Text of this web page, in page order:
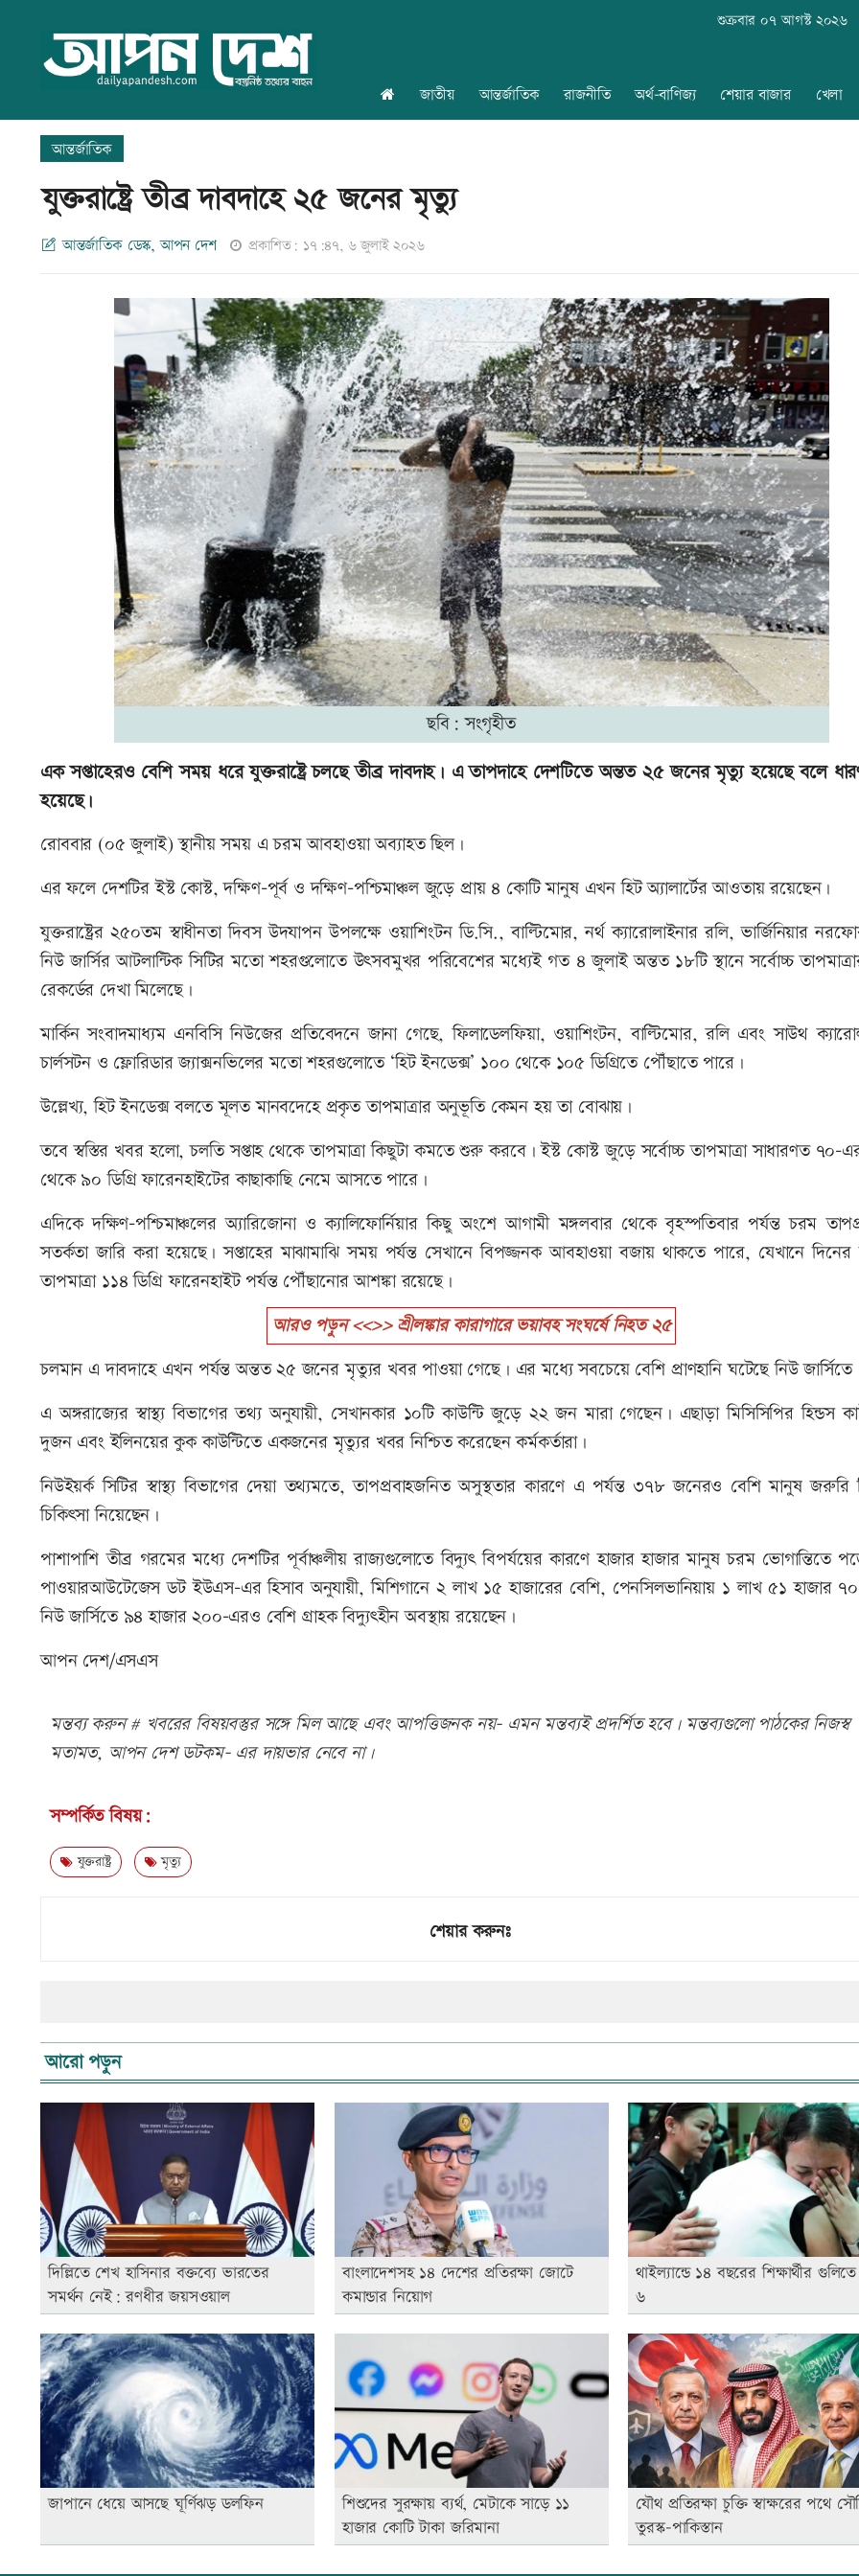
শুক্রবার ০৭ আগস্ট ২০২৬
জাতীয় আন্তর্জাতিক রাজনীতি অর্থ-বাণিজ্য শেয়ার বাজার খেলা
আন্তর্জাতিক
যুক্তরাষ্ট্রে তীব্র দাবদাহে ২৫ জনের মৃত্যু
আন্তর্জাতিক ডেস্ক, আপন দেশ প্রকাশিত: ১৭:৪৭, ৬ জুলাই ২০২৬
ছবি: সংগৃহীত
এক সপ্তাহেরও বেশি সময় ধরে যুক্তরাষ্ট্রে চলছে তীব্র দাবদাহ। এ তাপদাহে দেশটিতে অন্তত ২৫ জনের মৃত্যু হয়েছে বলে
হয়েছে।
রোববার (০৫ জুলাই) স্থানীয় সময় এ চরম আবহাওয়া অব্যাহত ছিল।
এর ফলে দেশটির ইস্ট কোস্ট, দক্ষিণ-পূর্ব ও দক্ষিণ-পশ্চিমাঞ্চল জুড়ে প্রায় ৪ কোটি মানুষ এখন হিট অ্যালার্টের আওতায় রয়েছেন।
যুক্তরাষ্ট্রের ২৫০তম স্বাধীনতা দিবস উদযাপন উপলক্ষে ওয়াশিংটন ডি.সি., বাল্টিমোর, নর্থ ক্যারোলাইনার রলি, ভার্জিনিয়ার
নিউ জার্সির আটলান্টিক সিটির মতো শহরগুলোতে উৎসবমুখর পরিবেশের মধ্যেই গত ৪ জুলাই অন্তত ১৮টি স্থানে সর্বোচ্চ
রেকর্ডের দেখা মিলেছে।
মার্কিন সংবাদমাধ্যম এনবিসি নিউজের প্রতিবেদনে জানা গেছে, ফিলাডেলফিয়া, ওয়াশিংটন, বাল্টিমোর, রলি এবং সাউথ
চার্লসটন ও ফ্লোরিডার জ্যাক্সনভিলের মতো শহরগুলোতে ‘হিট ইনডেক্স’ ১০০ থেকে ১০৫ ডিগ্রিতে পৌঁছাতে পারে।
উল্লেখ্য, হিট ইনডেক্স বলতে মূলত মানবদেহে প্রকৃত তাপমাত্রার অনুভূতি কেমন হয় তা বোঝায়।
তবে স্বস্তির খবর হলো, চলতি সপ্তাহ থেকে তাপমাত্রা কিছুটা কমতে শুরু করবে। ইস্ট কোস্ট জুড়ে সর্বোচ্চ তাপমাত্রা সাধারণত ৭০-
থেকে ৯০ ডিগ্রি ফারেনহাইটের কাছাকাছি নেমে আসতে পারে।
এদিকে দক্ষিণ-পশ্চিমাঞ্চলের অ্যারিজোনা ও ক্যালিফোর্নিয়ার কিছু অংশে আগামী মঙ্গলবার থেকে বৃহস্পতিবার পর্যন্ত চরম
সতর্কতা জারি করা হয়েছে। সপ্তাহের মাঝামাঝি সময় পর্যন্ত সেখানে বিপজ্জনক আবহাওয়া বজায় থাকতে পারে, যেখানে দিনের
তাপমাত্রা ১১৪ ডিগ্রি ফারেনহাইট পর্যন্ত পৌঁছানোর আশঙ্কা রয়েছে।
আরও পড়ুন <<>> শ্রীলঙ্কার কারাগারে ভয়াবহ সংঘর্ষে নিহত ২৫
চলমান এ দাবদাহে এখন পর্যন্ত অন্তত ২৫ জনের মৃত্যুর খবর পাওয়া গেছে। এর মধ্যে সবচেয়ে বেশি প্রাণহানি ঘটেছে নিউ
এ অঙ্গরাজ্যের স্বাস্থ্য বিভাগের তথ্য অনুযায়ী, সেখানকার ১০টি কাউন্টি জুড়ে ২২ জন মারা গেছেন। এছাড়া মিসিসিপির হিন্ডস
দুজন এবং ইলিনয়ের কুক কাউন্টিতে একজনের মৃত্যুর খবর নিশ্চিত করেছেন কর্মকর্তারা।
নিউইয়র্ক সিটির স্বাস্থ্য বিভাগের দেয়া তথ্যমতে, তাপপ্রবাহজনিত অসুস্থতার কারণে এ পর্যন্ত ৩৭৮ জনেরও বেশি মানুষ জরুরি
চিকিৎসা নিয়েছেন।
পাশাপাশি তীব্র গরমের মধ্যে দেশটির পূর্বাঞ্চলীয় রাজ্যগুলোতে বিদ্যুৎ বিপর্যয়ের কারণে হাজার হাজার মানুষ চরম ভোগান্তিতে
পাওয়ারআউটেজেস ডট ইউএস-এর হিসাব অনুযায়ী, মিশিগানে ২ লাখ ১৫ হাজারের বেশি, পেনসিলভানিয়ায় ১ লাখ ৫১ হাজার
নিউ জার্সিতে ৯৪ হাজার ২০০-এরও বেশি গ্রাহক বিদ্যুৎহীন অবস্থায় রয়েছেন।
আপন দেশ/এসএস
মন্তব্য করুন # খবরের বিষয়বস্তুর সঙ্গে মিল আছে এবং আপত্তিজনক নয়- এমন মন্তব্যই প্রদর্শিত হবে। মন্তব্যগুলো পাঠকের নিজস্ব
মতামত, আপন দেশ ডটকম- এর দায়ভার নেবে না।
সম্পর্কিত বিষয়:
যুক্তরাষ্ট্র মৃত্যু
শেয়ার করুনঃ
আরো পড়ুন
দিল্লিতে শেখ হাসিনার বক্তব্যে ভারতের
সমর্থন নেই: রণধীর জয়সওয়াল
বাংলাদেশসহ ১৪ দেশের প্রতিরক্ষা জোটে
কমান্ডার নিয়োগ
থাইল্যান্ডে ১৪ বছরের শিক্ষার্থীর
৬
জাপানে ধেয়ে আসছে ঘূর্ণিঝড় ডলফিন
শিশুদের সুরক্ষায় ব্যর্থ, মেটাকে সাড়ে ১১
হাজার কোটি টাকা জরিমানা
যৌথ প্রতিরক্ষা চুক্তি স্বাক্ষরের পথে
তুরস্ক-পাকিস্তান